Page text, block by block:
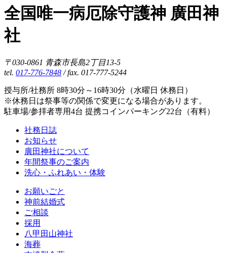
全国唯一病厄除守護神 廣田神
社
〒030-0861 青森市長島2丁目13-5
tel. 017-776-7848 / fax. 017-777-5244
授与所/社務所 8時30分～16時30分（水曜日 休務日）
※休務日は祭事等の関係で変更になる場合があります。
駐車場/参拝者専用4台 提携コインパーキング22台（有料）
社務日誌
お知らせ
廣田神社について
年間祭事のご案内
洗心・ふれあい・体験
お願いごと
神前結婚式
ご相談
採用
八甲田山神社
海葬